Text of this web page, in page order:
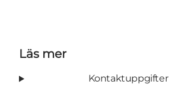
Läs mer
Kontaktuppgifter